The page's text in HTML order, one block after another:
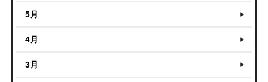
5月
4月
3月